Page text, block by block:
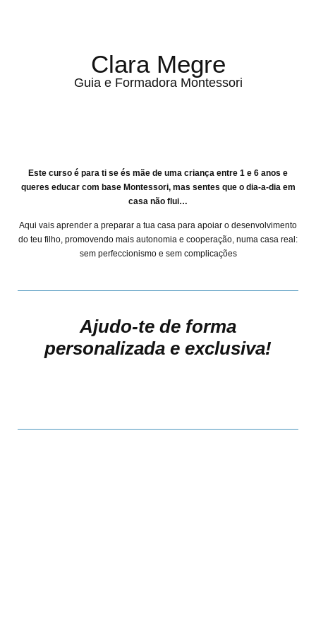
Clara Megre
Guia e Formadora Montessori
Este curso é para ti se és mãe de uma criança entre 1 e 6 anos e
queres educar com base Montessori, mas sentes que o dia-a-dia em
casa não flui…
Aqui vais aprender a preparar a tua casa para apoiar o desenvolvimento
do teu filho, promovendo mais autonomia e cooperação, numa casa real:
sem perfeccionismo e sem complicações
Ajudo-te de forma
personalizada e exclusiva!